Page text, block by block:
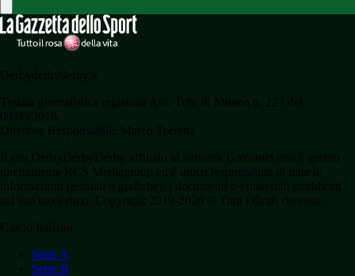
Serie A
Serie B